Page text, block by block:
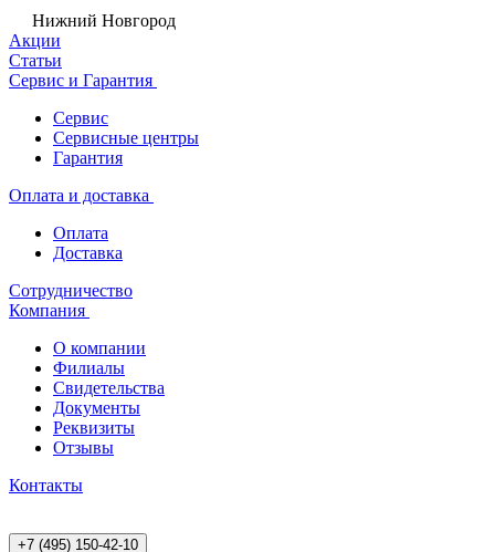
Нижний Новгород
Акции
Статьи
Сервис и Гарантия
Сервис
Сервисные центры
Гарантия
Оплата и доставка
Оплата
Доставка
Сотрудничество
Компания
О компании
Филиалы
Свидетельства
Документы
Реквизиты
Отзывы
Контакты
+7 (495) 150-42-10